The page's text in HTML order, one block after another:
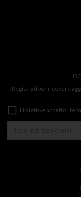
Registrati per ricevere
Ho letto e accetto i